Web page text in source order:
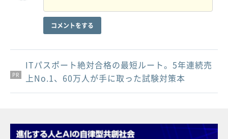
コメントをする
PR
PR
PR
ITパスポート絶対合格の最短ルート。5年連続売
上No.1、60万人が手に取った試験対策本